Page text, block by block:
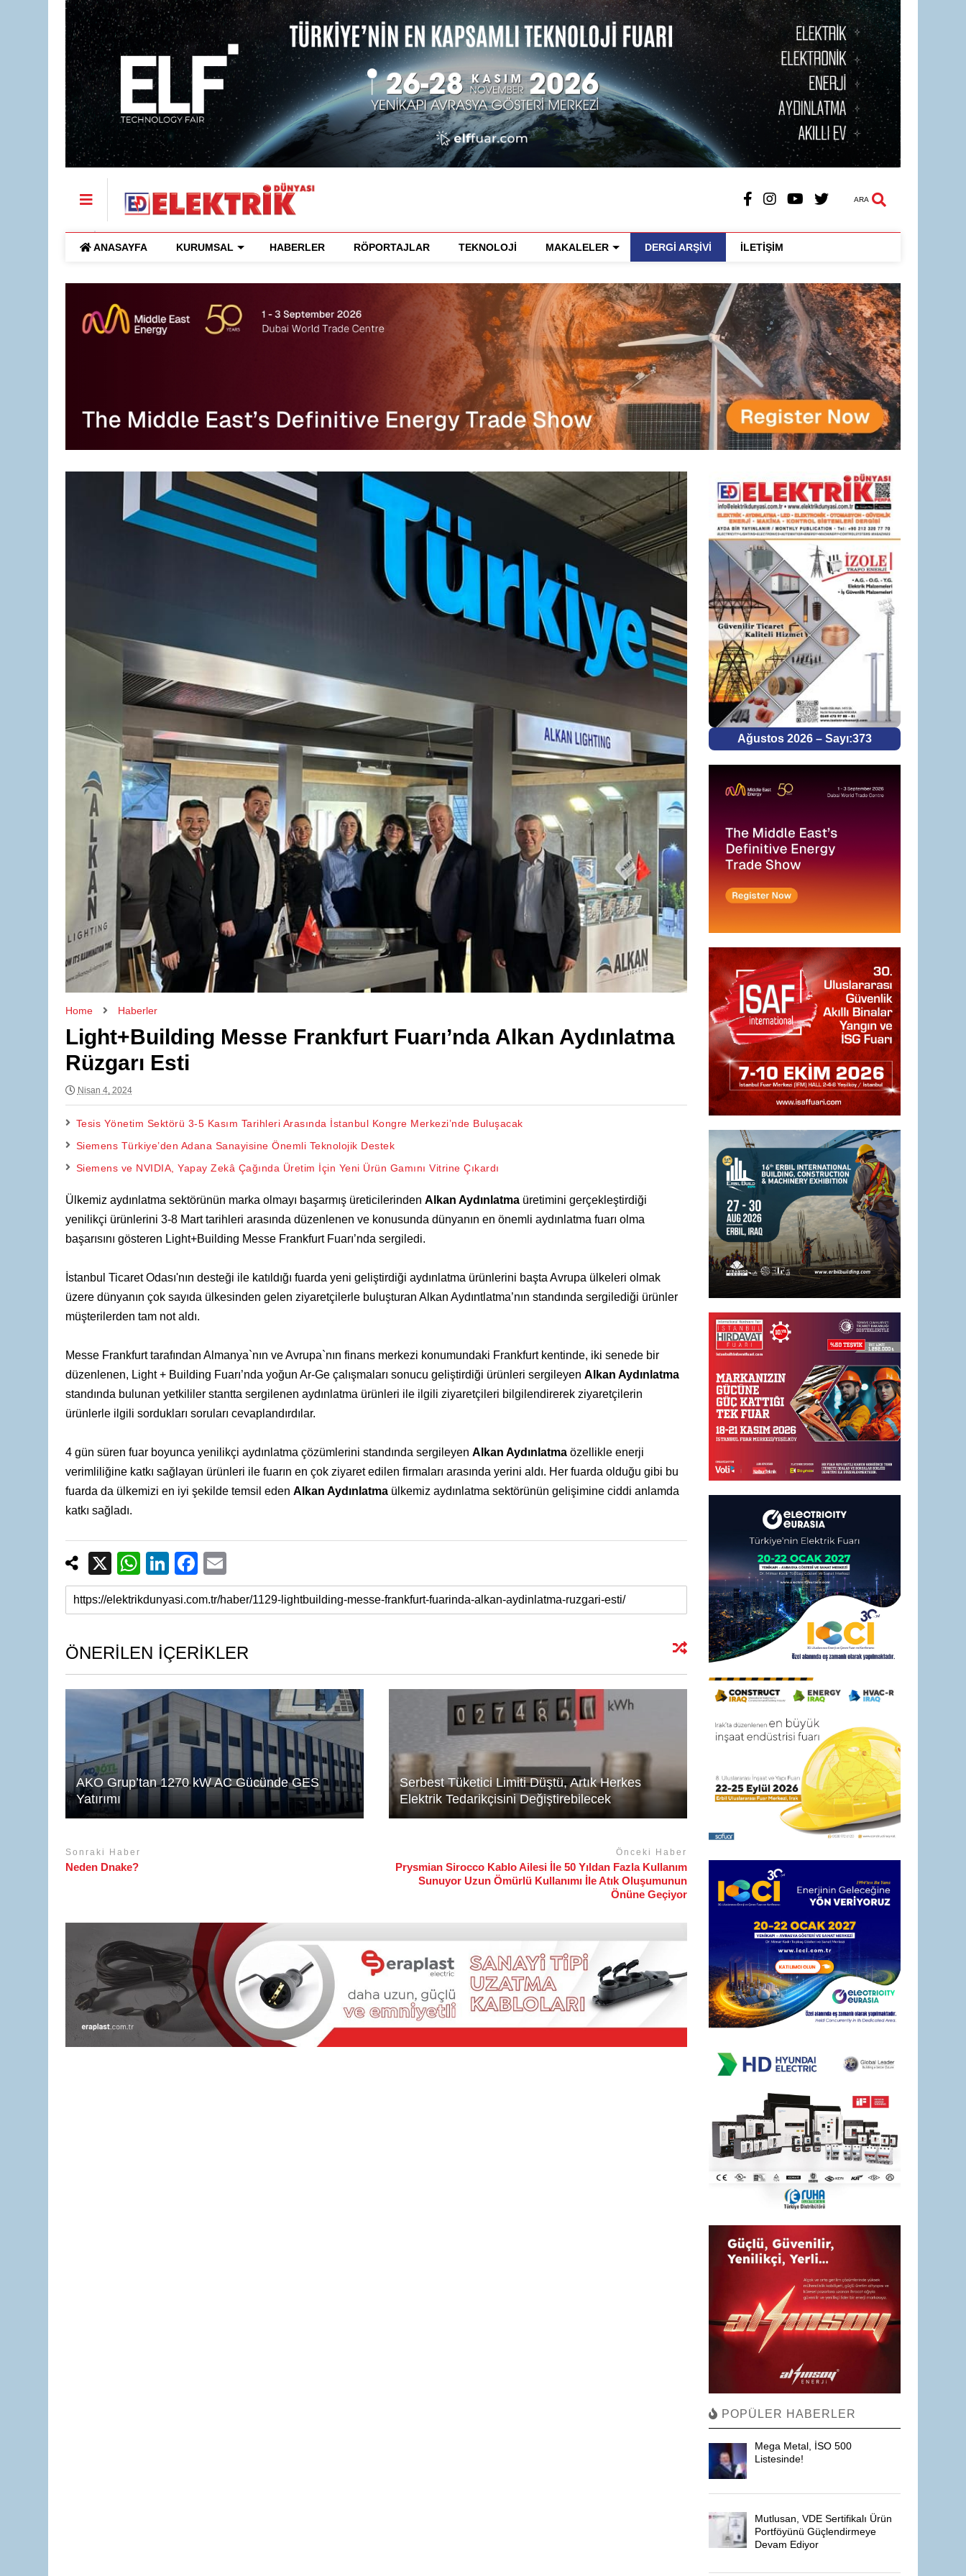
ARA
ANASAYFA KURUMSAL HABERLER RÖPORTAJLAR TEKNOLOJİ MAKALELER DERGİ ARŞİVİ İLETİŞİM
Home Haberler
Light+Building Messe Frankfurt Fuarı’nda Alkan Aydınlatma
Rüzgarı Esti
Nisan 4, 2024
Tesis Yönetim Sektörü 3-5 Kasım Tarihleri Arasında İstanbul Kongre Merkezi’nde Buluşacak
Siemens Türkiye’den Adana Sanayisine Önemli Teknolojik Destek
Siemens ve NVIDIA, Yapay Zekâ Çağında Üretim İçin Yeni Ürün Gamını Vitrine Çıkardı
Ülkemiz aydınlatma sektörünün marka olmayı başarmış üreticilerinden Alkan Aydınlatmaüretimini gerçekleştirdiği
yenilikçi ürünlerini 3-8 Mart tarihleri arasında düzenlenen ve konusunda dünyanın en önemli aydınlatma fuarı olma
başarısını gösteren Light+Building Messe Frankfurt Fuarı’nda sergiledi.
İstanbul Ticaret Odası'nın desteği ile katıldığı fuarda yeni geliştirdiği aydınlatma ürünlerini başta Avrupa ülkeleri olmak
üzere dünyanın çok sayıda ülkesinden gelen ziyaretçilerle buluşturan Alkan Aydıntlatma’nın standında sergilediği ürünler
müşterilerden tam not aldı.
Messe Frankfurt tarafından Almanya`nın ve Avrupa`nın finans merkezi konumundaki Frankfurt kentinde, iki senede bir
düzenlenen, Light + Building Fuarı’nda yoğun Ar-Ge çalışmaları sonucu geliştirdiği ürünleri sergileyen Alkan Aydınlatma
standında bulunan yetkililer stantta sergilenen aydınlatma ürünleri ile ilgili ziyaretçileri bilgilendirerek ziyaretçilerin
ürünlerle ilgili sordukları soruları cevaplandırdılar.
4 gün süren fuar boyunca yenilikçi aydınlatma çözümlerini standında sergileyen Alkan Aydınlatmaözellikle enerji
verimliliğine katkı sağlayan ürünleri ile fuarın en çok ziyaret edilen firmaları arasında yerini aldı. Her fuarda olduğu gibi bu
fuarda da ülkemizi en iyi şekilde temsil eden Alkan Aydınlatmaülkemiz aydınlatma sektörünün gelişimine ciddi anlamda
katkı sağladı.
X W
h
at
A
p
p
Li
n
k
dI
n
F
a
c
b
o
o
k
E
m
ail
ÖNERİLEN İÇERİKLER
AKO Grup’tan 1270 kW AC Gücünde GES
Yatırımı
Serbest Tüketici Limiti Düştü, Artık Herkes
Elektrik Tedarikçisini Değiştirebilecek
Sonraki Haber
Neden Dnake?
Önceki Haber
Prysmian Sirocco Kablo Ailesi İle 50 Yıldan Fazla Kullanım
Sunuyor Uzun Ömürlü Kullanımı İle Atık Oluşumunun
Önüne Geçiyor
Ağustos 2026 – Sayı:373
POPÜLER HABERLER
Mega Metal, İSO 500
Listesinde!
Mutlusan, VDE Sertifikalı Ürün
Portföyünü Güçlendirmeye
Devam Ediyor